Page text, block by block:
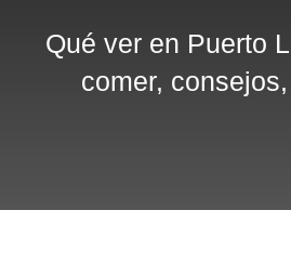
Qué ver en Puerto
comer,